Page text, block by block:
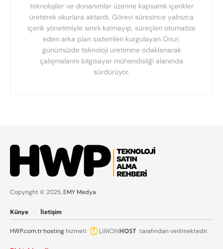
teknolojiler ve donanımlar üzerine kapsamlı içerikler
üreterek okurlara aktardı. Görevi süresince yalnızca
içerik yönetimiyle sınırlı kalmayıp, süreçleri otomatize
eden arka plan sistemleri kurgulayan Onur,
günümüzde teknoloji üretimine odaklanarak
çalışmalarını bilgisayar mühendisliği alanında
sürdürüyor.
Copyright © 2025, EMY Medya
Künye İletişim
HWP.com.trhosting hizmeti tarafından verilmektedir.